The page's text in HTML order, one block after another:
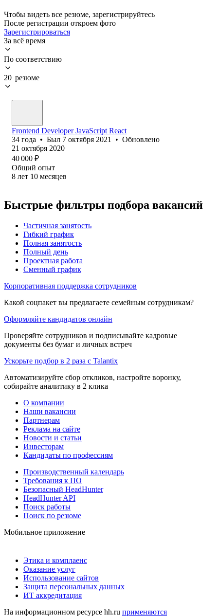
Чтобы видеть все резюме, зарегистрируйтесь
После регистрации откроем фото
Зарегистрироваться
За всё время
По соответствию
20 резюме
Frontend Developer JavaScript React
34 года • Был 7 октября 2021 • Обновлено
21 октября 2020
40 000 ₽
Общий опыт
8 лет 10 месяцев
Быстрые фильтры подбора вакансий
Частичная занятость
Гибкий график
Полная занятость
Полный день
Проектная работа
Сменный график
Корпоративная поддержка сотрудников
Какой соцпакет вы предлагаете семейным сотрудникам?
Оформляйте кандидатов онлайн
Проверяйте сотрудников и подписывайте кадровые
документы без бумаг и личных встреч
Ускорьте подбор в 2 раза с Talantix
Автоматизируйте сбор откликов, настройте воронку,
собирайте аналитику в 2 клика
О компании
Наши вакансии
Партнерам
Реклама на сайте
Новости и статьи
Инвесторам
Кандидаты по профессиям
Производственный календарь
Требования к ПО
Безопасный HeadHunter
HeadHunter API
Поиск работы
Поиск по резюме
Мобильное приложение
Этика и комплаенс
Оказание услуг
Использование сайтов
Защита персональных данных
ИТ аккредитация
На информационном ресурсе hh.ru применяются